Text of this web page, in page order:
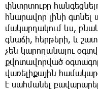
փնտրտուքը
հնարավոր լինի գտնել
մակարդակում ևս,
գնաճի, հերթերի, և
չեն կարողանալու
քվոտավորված
վառելիքային
է սահմանել